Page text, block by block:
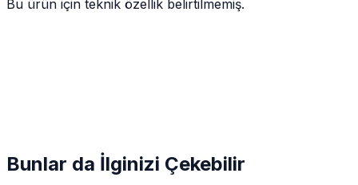
Bu ürün için teknik özellik belirtilmemiş.
Bunlar da İlginizi Çekebilir